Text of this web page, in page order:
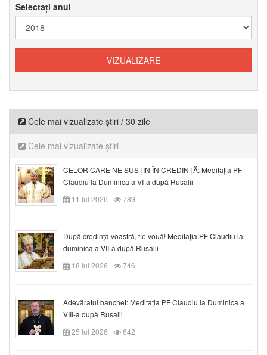
Selectați anul
Cele mai vizualizate știri / 30 zile
Cele mai vizualizate știri
CELOR CARE NE SUSȚIN ÎN CREDINȚĂ: Meditația PF
Claudiu la Duminica a VI-a după Rusalii
11 Iul 2026
789
După credinţa voastră, fie vouă! Meditația PF Claudiu la
duminica a VII-a după Rusalii
18 Iul 2026
746
Adevăratul banchet: Meditația PF Claudiu la Duminica a
VIII-a după Rusalii
25 Iul 2026
642